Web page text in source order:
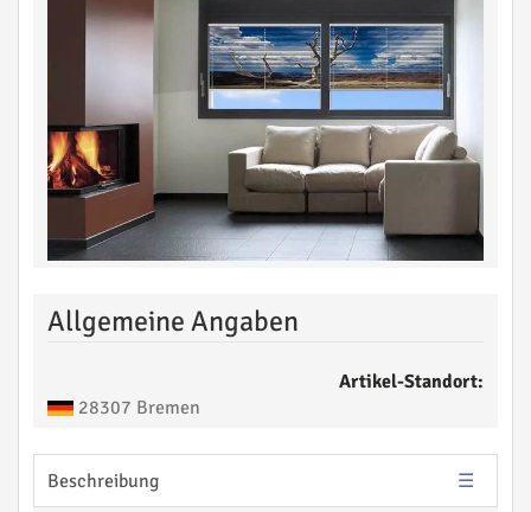
Allgemeine Angaben
Artikel-Standort:
28307 Bremen
Beschreibung